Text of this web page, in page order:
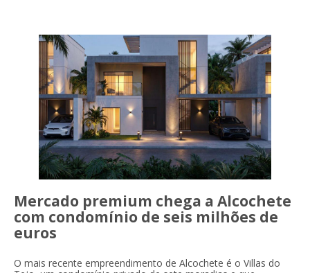
Mercado premium chega a Alcochete
com condomínio de seis milhões de
euros
O mais recente empreendimento de Alcochete é o Villas do